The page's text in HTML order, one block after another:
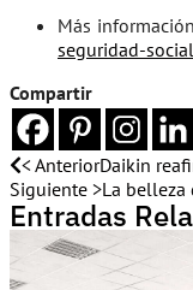
Más
seguridad-social
Compartir
< AnteriorDaikin
Siguiente >La belleza
Entradas